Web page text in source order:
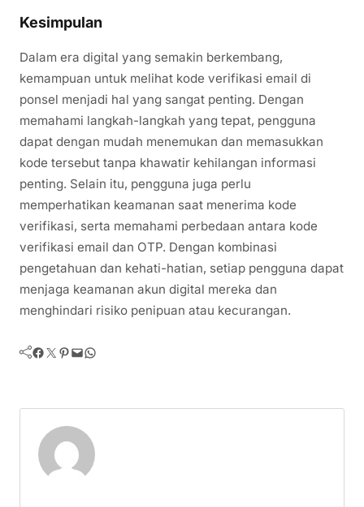
Kesimpulan
Dalam era digital yang semakin berkembang,
kemampuan untuk melihat kode verifikasi email di
ponsel menjadi hal yang sangat penting. Dengan
memahami langkah-langkah yang tepat, pengguna
dapat dengan mudah menemukan dan memasukkan
kode tersebut tanpa khawatir kehilangan informasi
penting. Selain itu, pengguna juga perlu
memperhatikan keamanan saat menerima kode
verifikasi, serta memahami perbedaan antara kode
verifikasi email dan OTP. Dengan kombinasi
pengetahuan dan kehati-hatian, setiap pengguna dapat
menjaga keamanan akun digital mereka dan
menghindari risiko penipuan atau kecurangan.
Facebook Twitter Pinterest Mail WhatsApp